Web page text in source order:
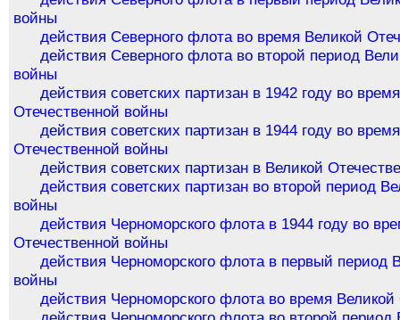
войны
действия Северного флота во время Великой
действия Северного флота во второй период
войны
действия советских партизан в 1942 году во
Отечественной войны
действия советских партизан в 1944 году во
Отечественной войны
действия советских партизан в Великой
действия советских партизан во второй период
войны
действия Черноморского флота в 1944 году во
Отечественной войны
действия Черноморского флота в первый период
войны
действия Черноморского флота во время